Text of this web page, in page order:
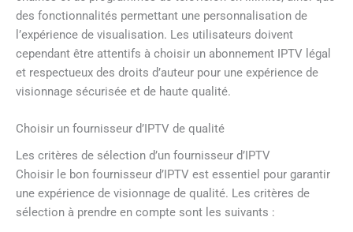
des fonctionnalités permettant une personnalisation de
l’expérience de visualisation. Les utilisateurs doivent
cependant être attentifs à choisir un abonnement IPTV légal
et respectueux des droits d’auteur pour une expérience de
visionnage sécurisée et de haute qualité.
Choisir un fournisseur d’IPTV de qualité
Les critères de sélection d’un fournisseur d’IPTV
Choisir le bon fournisseur d’IPTV est essentiel pour garantir
une expérience de visionnage de qualité. Les critères de
sélection à prendre en compte sont les suivants :